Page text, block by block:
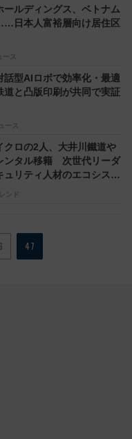
ース
ールディングス、ベトナム
日本人富裕層向け居住区
ース
話型AIロボで効率化・最適
道と凸版印刷が共同で実証
ンド
クロの2人、大井川鐵道や
ンタル移籍 次世代リーダ
ュリティ人材のエコシステ
47